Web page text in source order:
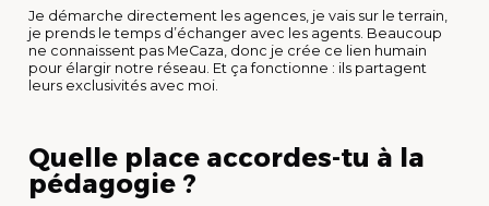
Je démarche directement les agences, je vais sur le terrain,
je prends le temps d’échanger avec les agents. Beaucoup
ne connaissent pas MeCaza, donc je crée ce lien humain
pour élargir notre réseau. Et ça fonctionne : ils partagent
leurs exclusivités avec moi.
Quelle place accordes-tu à la
pédagogie ?